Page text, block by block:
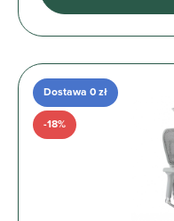
Dostawa 0 zł
-18%